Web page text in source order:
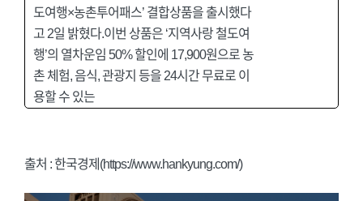
도여행×농촌투어패스’ 결합상품을 출시했다
고 2일 밝혔다.이번 상품은 ‘지역사랑 철도여
행’의 열차운임 50% 할인에 17,900원으로 농
촌 체험, 음식, 관광지 등을 24시간 무료로 이
용할 수 있는
출처 : 한국경제(https://www.hankyung.com/)